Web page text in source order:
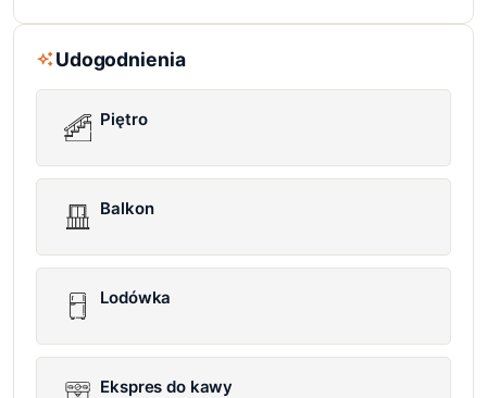
Udogodnienia
Piętro
Balkon
Lodówka
Ekspres do kawy